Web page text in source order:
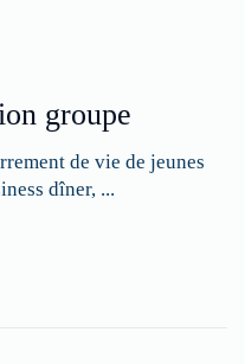
groupe
de vie de jeunes
dîner, ...